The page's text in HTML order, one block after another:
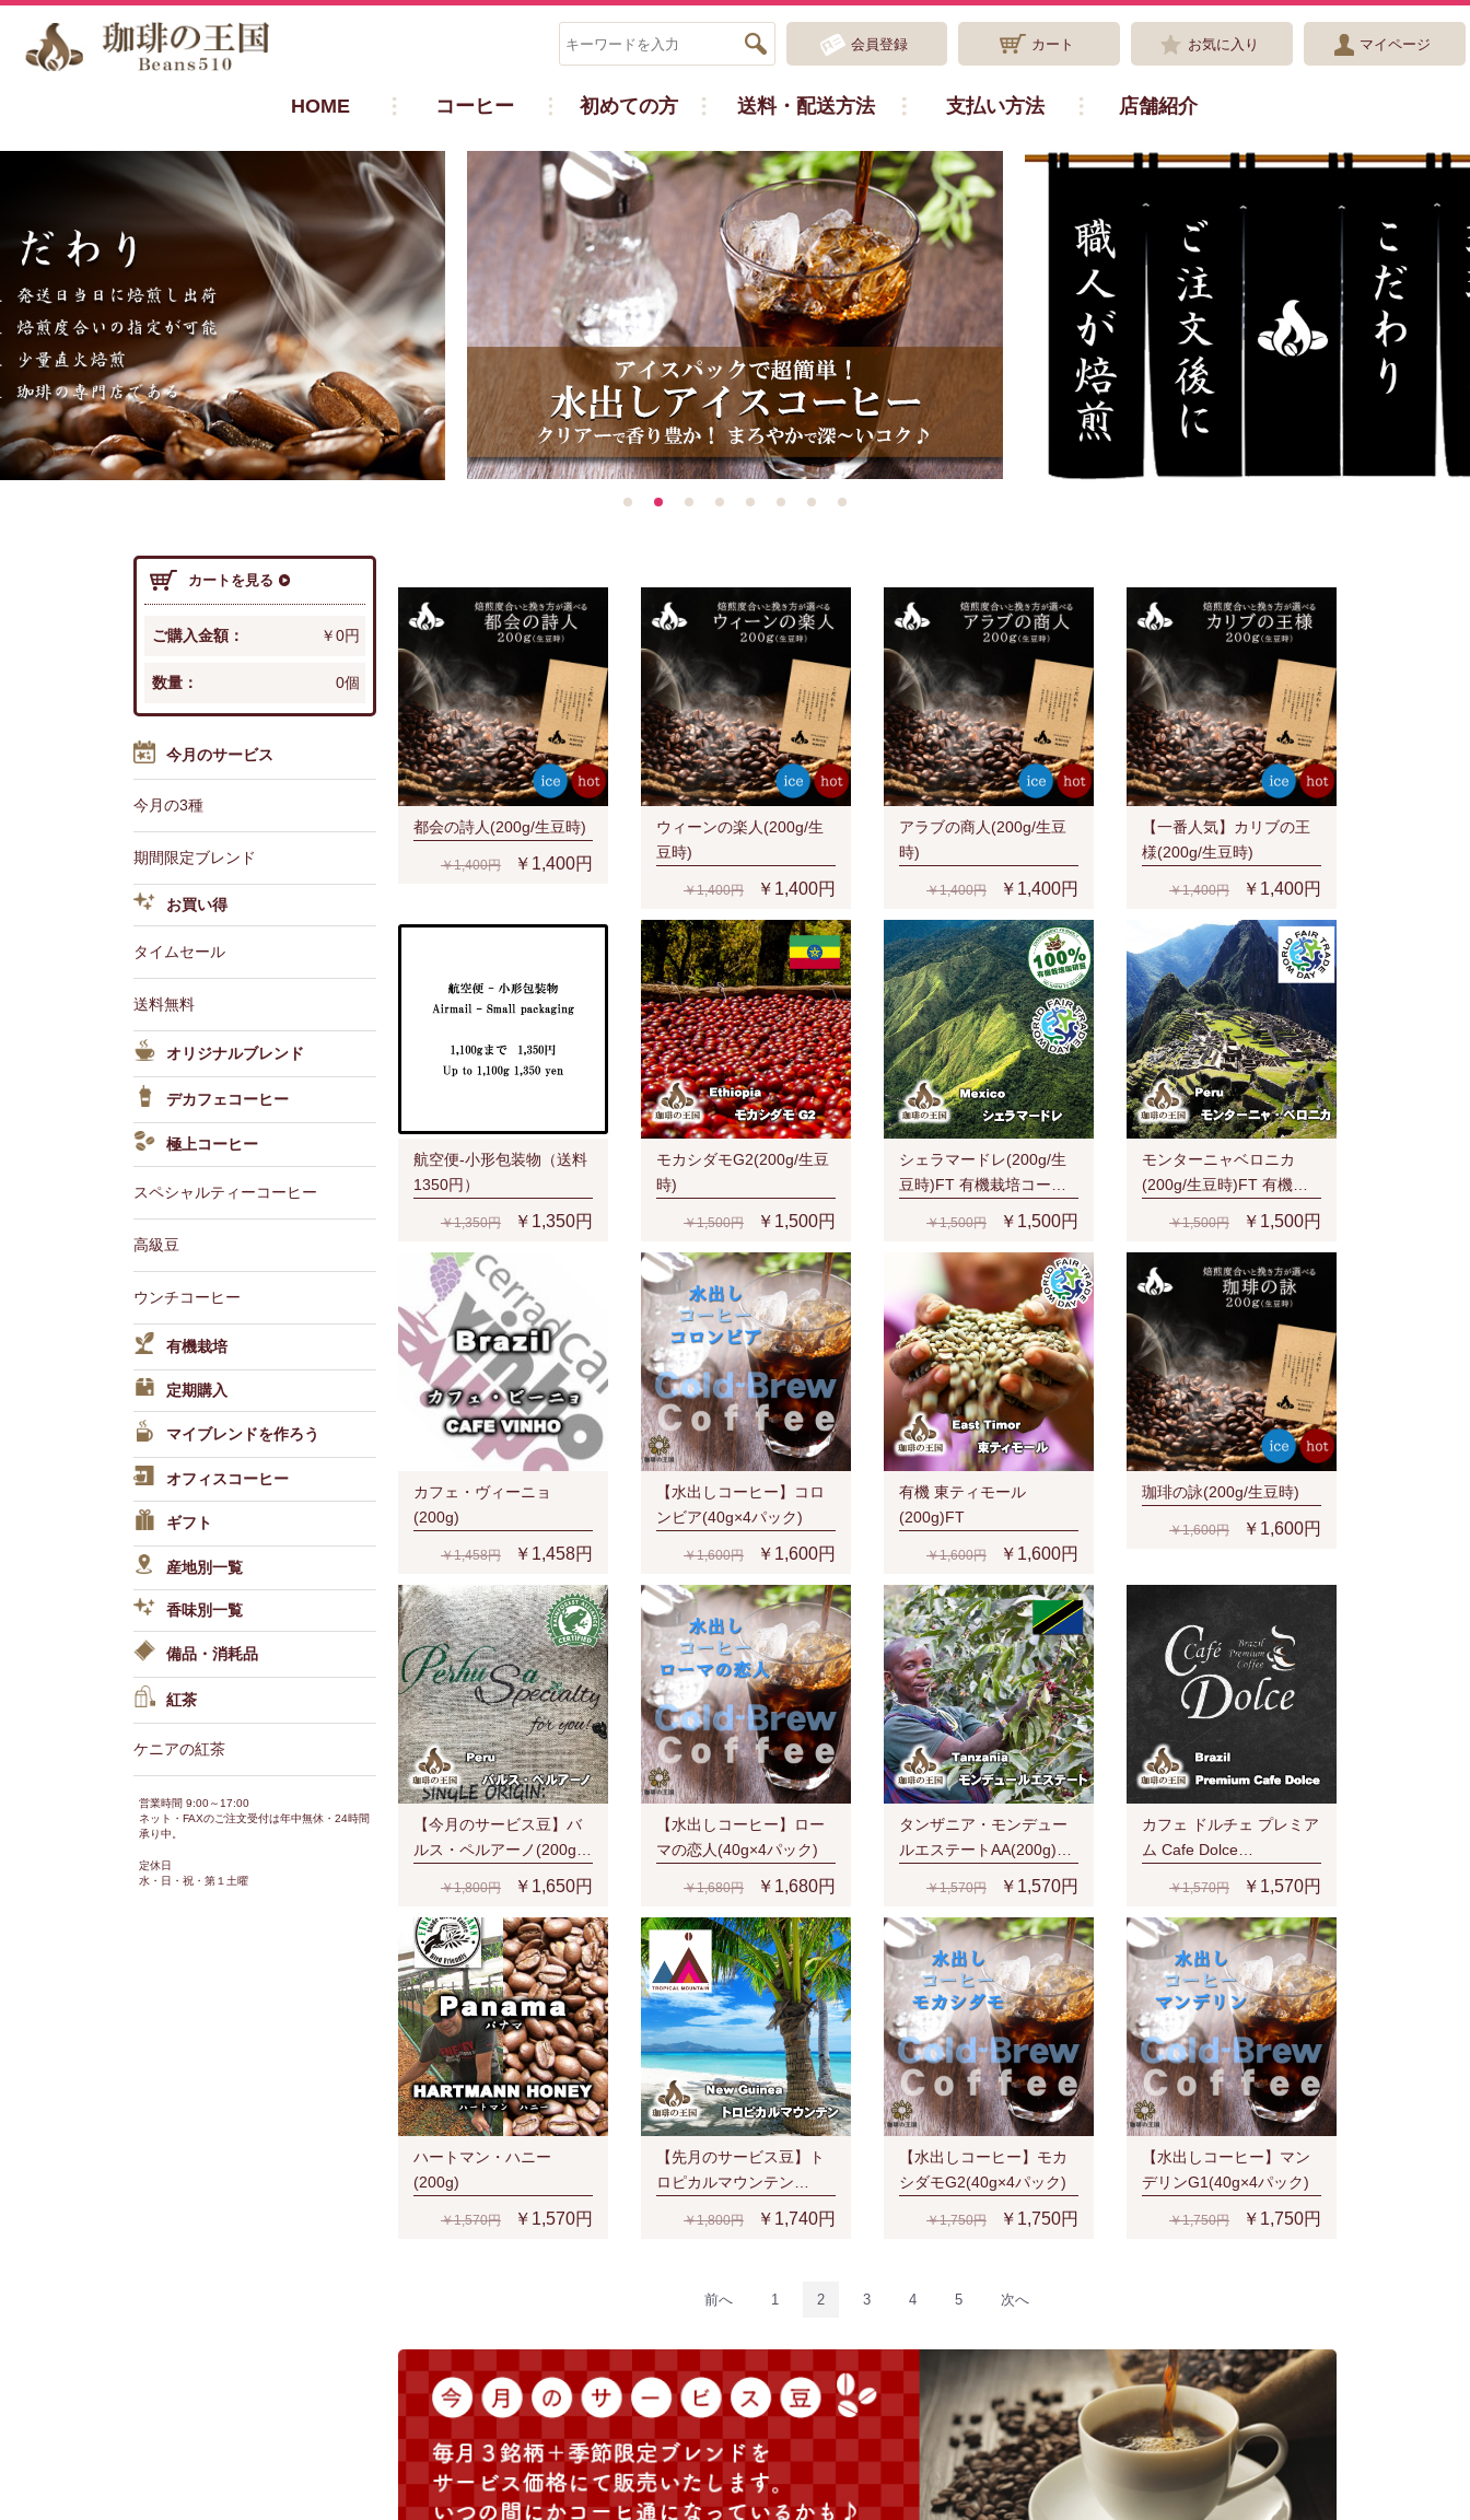
会員登録 カート お気に入り マイページ
HOME コーヒー 初めての方 送料・配送方法 支払い方法 店舗紹介
都会の詩人(200g/生豆時)
￥1,400円 ￥1,400円
ウィーンの楽人(200g/生
豆時)
￥1,400円 ￥1,400円
アラブの商人(200g/生豆
時)
￥1,400円 ￥1,400円
【一番人気】カリブの王
様(200g/生豆時)
￥1,400円 ￥1,400円
航空便-小形包装物（送料
1350円）
￥1,350円 ￥1,350円
モカシダモG2(200g/生豆
時)
￥1,500円 ￥1,500円
シェラマードレ(200g/生
豆時)FT 有機栽培コーヒ
￥1,500円 ￥1,500円
モンターニャベロニカ
(200g/生豆時)FT 有機栽
￥1,500円 ￥1,500円
カフェ・ヴィーニョ
(200g)
￥1,458円 ￥1,458円
【水出しコーヒー】コロ
ンビア(40g×4パック)
￥1,600円 ￥1,600円
有機 東ティモール
(200g)FT
￥1,600円 ￥1,600円
珈琲の詠(200g/生豆時)
￥1,600円 ￥1,600円
【今月のサービス豆】バ
ルス・ペルアーノ(200g/
生豆時)RA認証 スペシャ
ルティ 芳醇な香り
￥1,800円 ￥1,650円
【水出しコーヒー】ロー
マの恋人(40g×4パック)
￥1,680円 ￥1,680円
タンザニア・モンデュー
ルエステートAA(200g)金
￥1,570円 ￥1,570円
カフェ ドルチェ プレミア
ム Cafe Dolce
￥1,570円 ￥1,570円
ハートマン・ハニー
(200g)
￥1,570円 ￥1,570円
【先月のサービス豆】ト
ロピカルマウンテン
￥1,800円 ￥1,740円
【水出しコーヒー】モカ
シダモG2(40g×4パック)
￥1,750円 ￥1,750円
【水出しコーヒー】マン
デリンG1(40g×4パック)
￥1,750円 ￥1,750円
前へ 1 2 3 4 5 次へ
カートを見る
ご購入金額： ￥0円
数量： 0個
今月のサービス
今月の3種
期間限定ブレンド
お買い得
タイムセール
送料無料
オリジナルブレンド
デカフェコーヒー
極上コーヒー
スペシャルティーコーヒー
高級豆
ウンチコーヒー
有機栽培
定期購入
マイブレンドを作ろう
オフィスコーヒー
ギフト
産地別一覧
香味別一覧
備品・消耗品
紅茶
ケニアの紅茶
営業時間 9:00～17:00
ネット・FAXのご注文受付は年中無休・24時間
承り中。
定休日
水・日・祝・第１土曜